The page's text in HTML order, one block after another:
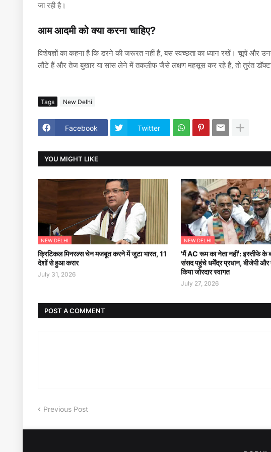
जा रही है।
आम आदमी को क्या करना चाहिए?
विशेषज्ञों का कहना है कि डरने की जरूरत नहीं है, बस स्वच्छता का ध्यान रखें। चूहों और
लौटे हैं और तेज बुखार या सांस लेने में तकलीफ जैसे लक्षण महसूस कर रहे हैं, तो तुरंत
Tags New Delhi
Facebook Twitter
YOU MIGHT LIKE
NEW DELHI
क्रिटिकल मिनरल्स चेन मजबूत करने में जुटा भारत, 11
देशों से हुआ करार
July 31, 2026
NEW DELHI
'मैं AC रूम का नेता नहीं': इस्तीफे के
संसद पहुंचे धर्मेंद्र प्रधान, बीजेपी और
किया जोरदार स्वागत
July 27, 2026
POST A COMMENT
Previous Post